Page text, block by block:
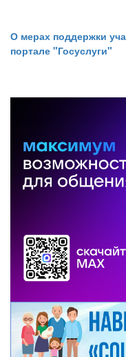
О мерах поддержки
портале "Госуслуги"